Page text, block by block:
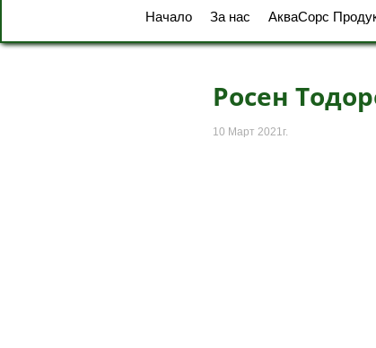
Начало За нас АкваСорс
Росен
10 Март 2021г.